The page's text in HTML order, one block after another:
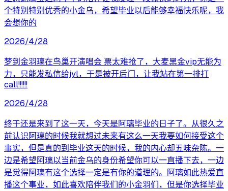
个特别特别优秀的小金乌，希望毕业以后能够幸福快乐呢，我
会想你的
2026/4/28
梦到金羽璃在鸟巢开演唱会 票太难抢了，大麦黑金vip无能为
力，只能发私信给jyl，于是被开后门，让我站在第一排打
call!!!!!!
2026/4/28
终于还是来到了这一天，今天是阿璃毕业的日子了。从很久之
前认识阿璃的时候我就想过未来有这么一天我要如何接受这个
事实，但是真的到毕业这天的时候，我的内心却五味杂陈。一
边是希望阿璃以当前金乌的身份希望你可以一直播下去，一边
是觉得阿璃有这个选择一定是有你的道理的。阿璃如此热爱直
播这个事业，如此喜欢陪伴我们的小金羽们，但是你选择毕业